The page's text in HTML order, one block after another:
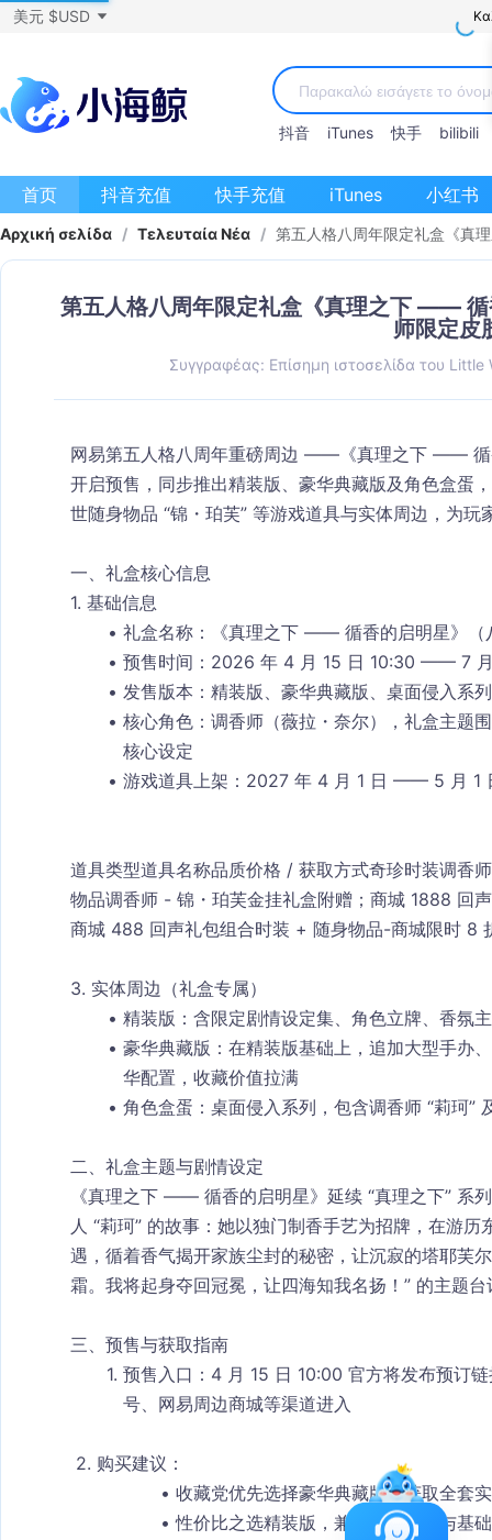
美元 $USD
抖音 iTunes 快手 bilibili
首页 抖音充值 快手充值 iTunes 小红书
Αρχική σελίδα / Τελευταία Νέα / 第五人格八周年限定礼盒《真
第五人格八周年限定礼盒《真理之下 ——
师限定皮
Συγγραφέας: Επίσημη ιστοσελίδα του Little
网易第五人格八周年重磅周边 —— 《真理之下 ——
开启预售，同步推出精装版、豪华典藏版及角色盒蛋
世随身物品 “锦・珀芙” 等游戏道具与实体周边，为玩
一、礼盒核心信息
1. 基础信息
礼盒名称：《真理之下 —— 循香的启明星》（
预售时间 ：2026 年 4 月 15 日 10:30 —— 7
发售版本 ：精装版、豪华典藏版、桌面侵入系
核心角色：调香师（薇拉・奈尔），礼盒主题
核心设定
游戏道具上架 ：2027 年 4 月 1 日 —— 5 月 1
道具类型道具名称品质价格 / 获取方式奇珍时装调香
物品调香师 - 锦・珀芙金挂礼盒附赠；商城 1888 回
商城 488 回声礼包组合时装 + 随身物品-商城限时 8
3. 实体周边（礼盒专属）
精装版 ：含限定剧情设定集、角色立牌、香氛
豪华典藏版 ：在精装版基础上，追加大型手办
华配置，收藏价值拉满
角色盒蛋 ：桌面侵入系列，包含调香师 “莉珂
二、礼盒主题与剧情设定
《真理之下 —— 循香的启明星》延续 “真理之下” 系
人 “莉珂” 的故事：她以独门制香手艺为招牌，在游
遇，循着香气揭开家族尘封的秘密，让沉寂的塔耶芙
霜。我将起身夺回冠冕，让四海知我名扬！” 的主题
三、预售与获取指南
预售入口 ：4 月 15 日 10:00 官方将发布预订
号、网易周边商城等渠道进入
2. 购买建议 ：
收藏党优先选择豪华典藏版，获取全套
性价比之选精装版 ，兼顾游戏道具与基